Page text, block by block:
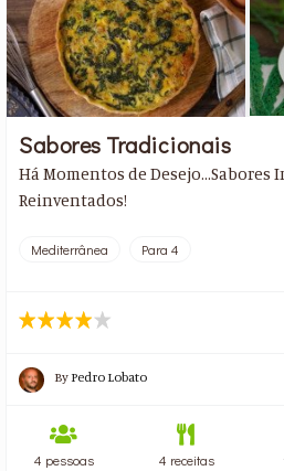
Sabores Tradicionais
Há Momentos de Desejo...Sabores
Reinventados!
Mediterrânea Para 4
ByPedro Lobato
4 pessoas 4 receitas